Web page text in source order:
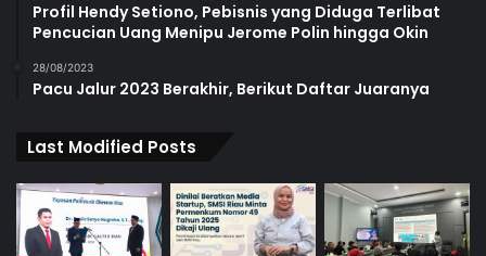
Profil Hendy Setiono, Pebisnis yang Diduga Terlibat
Pencucian Uang Menipu Jerome Polin hingga Okin
28/08/2023
Pacu Jalur 2023 Berakhir, Berikut Daftar Juaranya
Last Modified Posts